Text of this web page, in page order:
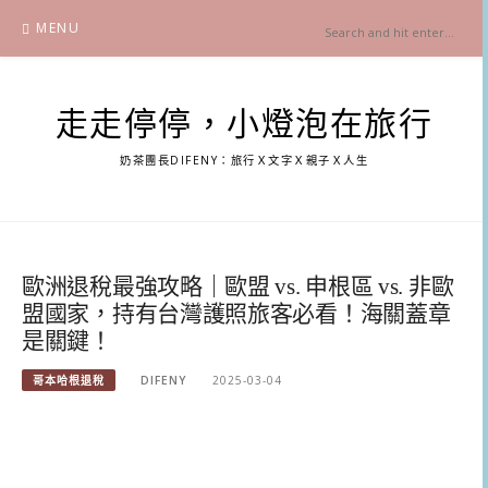
content
MENU
走走停停，小燈泡在旅行
奶茶團長DIFENY：旅行Ｘ文字Ｘ親子Ｘ人生
歐洲退稅最強攻略｜歐盟 vs. 申根區 vs. 非歐
盟國家，持有台灣護照旅客必看！海關蓋章
是關鍵！
哥本哈根退稅 DIFENY 2025-03-04